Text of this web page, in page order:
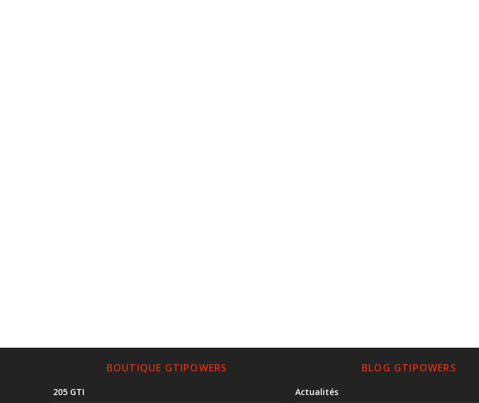
BOUTIQUE GTIPOWERS
205 GTI
BLOG GTIPOWERS
Actualités